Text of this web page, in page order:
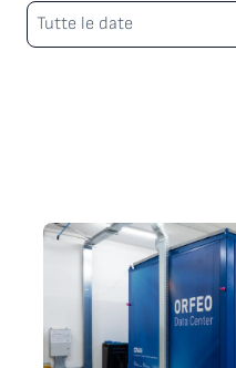
Periodo
Tutte le date